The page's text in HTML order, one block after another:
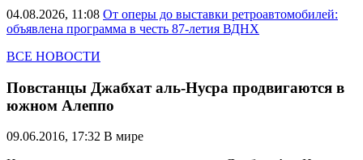
04.08.2026, 11:08 От оперы до выставки ретроавтомобилей:
объявлена программа в честь 87-летия ВДНХ
ВСЕ НОВОСТИ
Повстанцы Джабхат аль-Нусра продвигаются в
южном Алеппо
09.06.2016, 17:32 В мире